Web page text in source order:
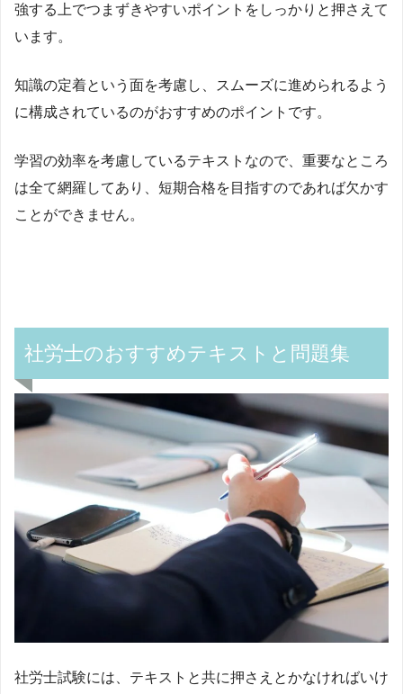
強する上でつまずきやすいポイントをしっかりと押さえて
います。
知識の定着という面を考慮し、スムーズに進められるよう
に構成されているのがおすすめのポイントです。
学習の効率を考慮しているテキストなので、重要なところ
は全て網羅してあり、短期合格を目指すのであれば欠かす
ことができません。
社労士のおすすめテキストと問題集
社労士試験には、テキストと共に押さえとかなければいけ